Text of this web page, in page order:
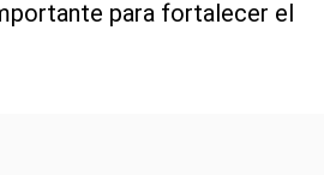
para fortalecer el